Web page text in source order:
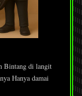
Bintang di langit
Hanya damai